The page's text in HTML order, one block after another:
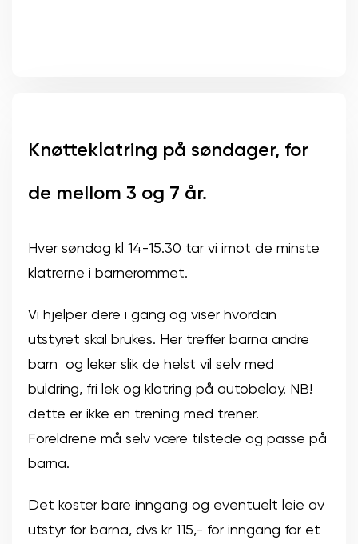
Knøtteklatring på søndager, for
de mellom 3 og 7 år.
Hver søndag kl 14-15.30 tar vi imot de minste
klatrerne i barnerommet.
Vi hjelper dere i gang og viser hvordan
utstyret skal brukes. Her treffer barna andre
barn og leker slik de helst vil selv med
buldring, fri lek og klatring på autobelay. NB!
dette er ikke en trening med trener.
Foreldrene må selv være tilstede og passe på
barna.
Det koster bare inngang og eventuelt leie av
utstyr for barna, dvs kr 115,- for inngang for et